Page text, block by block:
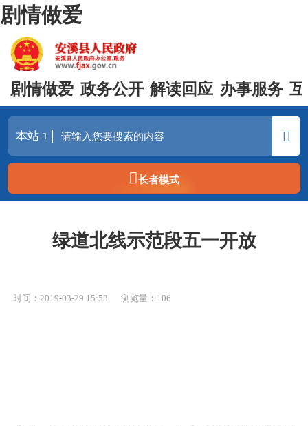
剧情做爱
剧情做爱 政务公开 解读回应 办事服务
长者模式
绿道北线示范段五一开放
时间：2019-03-29 15:53 浏览量： 106